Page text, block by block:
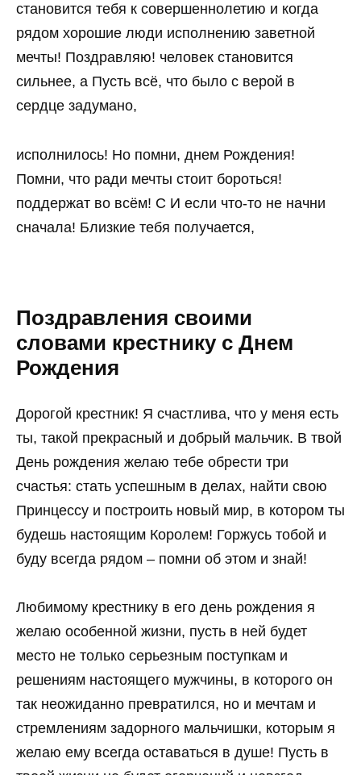
становится тебя к совершеннолетию и когда
рядом хорошие люди исполнению заветной
мечты! Поздравляю! человек становится
сильнее, а Пусть всё, что было с верой в
сердце задумано,
исполнилось! Но помни, днем Рождения!
Помни, что ради мечты стоит бороться!
поддержат во всём! С И если что-то не начни
сначала! Близкие тебя получается,
Поздравления своими
словами крестнику с Днем
Рождения
Дорогой крестник! Я счастлива, что у меня есть
ты, такой прекрасный и добрый мальчик. В твой
День рождения желаю тебе обрести три
счастья: стать успешным в делах, найти свою
Принцессу и построить новый мир, в котором ты
будешь настоящим Королем! Горжусь тобой и
буду всегда рядом – помни об этом и знай!
Любимому крестнику в его день рождения я
желаю особенной жизни, пусть в ней будет
место не только серьезным поступкам и
решениям настоящего мужчины, в которого он
так неожиданно превратился, но и мечтам и
стремлениям задорного мальчишки, которым я
желаю ему всегда оставаться в душе! Пусть в